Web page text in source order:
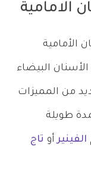
الامامية
الأمامية
البيضاء
من المميزات
طويلة
الفينير أو تاج